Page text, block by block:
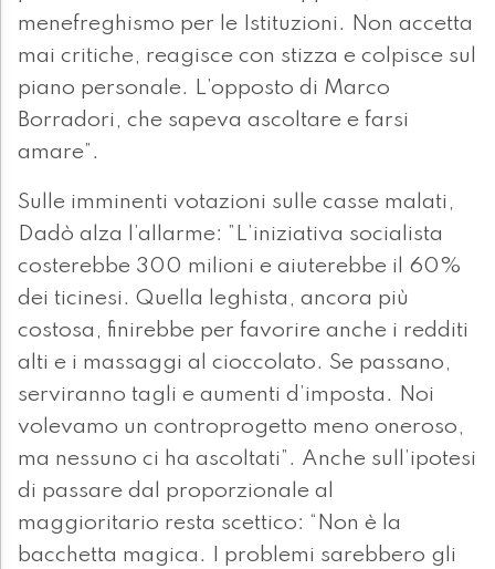
menefreghismo per le Istituzioni. Non accetta
mai critiche, reagisce con stizza e colpisce sul
piano personale. L’opposto di Marco
Borradori, che sapeva ascoltare e farsi
amare”.
Sulle imminenti votazioni sulle casse malati,
Dadò alza l’allarme: ”L’iniziativa socialista
costerebbe 300 milioni e aiuterebbe il 60%
dei ticinesi. Quella leghista, ancora più
costosa, finirebbe per favorire anche i redditi
alti e i massaggi al cioccolato. Se passano,
serviranno tagli e aumenti d’imposta. Noi
volevamo un controprogetto meno oneroso,
ma nessuno ci ha ascoltati”. Anche sull’ipotesi
di passare dal proporzionale al
maggioritario resta scettico: “Non è la
bacchetta magica. I problemi sarebbero gli